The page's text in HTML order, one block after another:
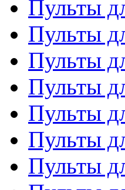
Пульты
Пульты
Пульты
Пульты
Пульты
Пульты
Пульты